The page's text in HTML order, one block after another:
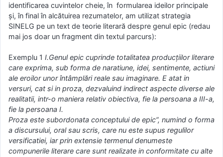
identificarea cuvintelor cheie, în formularea ideilor principale
și, în final în alcătuirea rezumatelor, am utilizat strategia
SINELG pe un text de teorie literară despre genul epic (redau
mai jos doar un fragment din textul parcurs):
Exemplu 1 I.Genul epic cuprinde totalitatea producțiilor literare
care exprima, sub forma de naratiune, idei, sentimente, actiuni
ale eroilor unor întâmplări reale sau imaginare. E atat in
versuri, cat si in proza, dezvaluind indirect aspecte diverse ale
realitatii, intr-o maniera relativ obiectiva, fie la persoana a III-a,
fie la persoana I.
Proza este subordonata conceptului de epic”, numind o forma
a discursului, oral sau scris, care nu este supus regulilor
versificatiei, iar prin extensie termenul denumeste
compunerile literare care sunt realizate in conformitate cu alte